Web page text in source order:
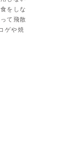
をしな
て飛散
ゲや焼